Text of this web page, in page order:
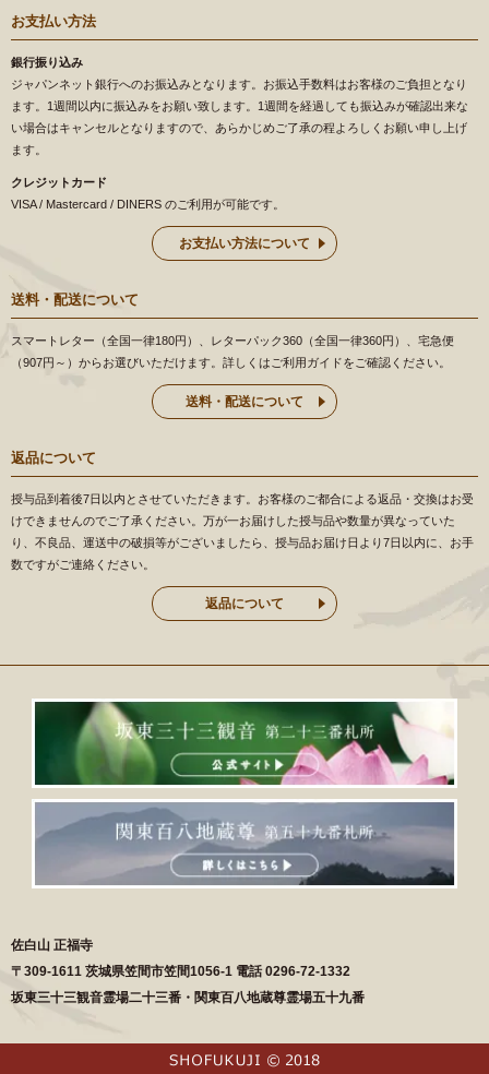
お支払い方法
銀行振り込み
ジャパンネット銀行へのお振込みとなります。お振込手数料はお客様のご負担となり
ます。1週間以内に振込みをお願い致します。1週間を経過しても振込みが確認出来な
い場合はキャンセルとなりますので、あらかじめご了承の程よろしくお願い申し上げ
ます。
クレジットカード
VISA / Mastercard / DINERS のご利用が可能です。
お支払い方法について
送料・配送について
スマートレター（全国一律180円）、レターパック360（全国一律360円）、宅急便
（907円～）からお選びいただけます。詳しくはご利用ガイドをご確認ください。
送料・配送について
返品について
授与品到着後7日以内とさせていただきます。お客様のご都合による返品・交換はお受
けできませんのでご了承ください。万が一お届けした授与品や数量が異なっていた
り、不良品、運送中の破損等がございましたら、授与品お届け日より7日以内に、お手
数ですがご連絡ください。
返品について
佐白山 正福寺
〒 309-1611 茨城県笠間市笠間1056-1 電話0296-72-1332
坂東三十三観音霊場二十三番・関東百八地蔵尊霊場五十九番